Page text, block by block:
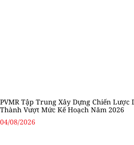
PVMR Tập Trung Xây Dựng Chiến Lược
Thành Vượt Mức Kế Hoạch Năm 2026
04/08/2026